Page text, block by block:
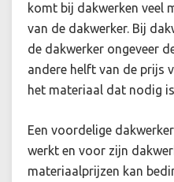
komt bij dakwerken veel
van de dakwerker. Bij
de dakwerker ongeveer
andere helft van de prijs
het materiaal dat nodig
Een voordelige
werkt en voor zijn
materiaalprijzen kan